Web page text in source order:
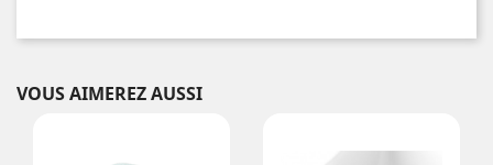
VOUS AIMEREZ AUSSI